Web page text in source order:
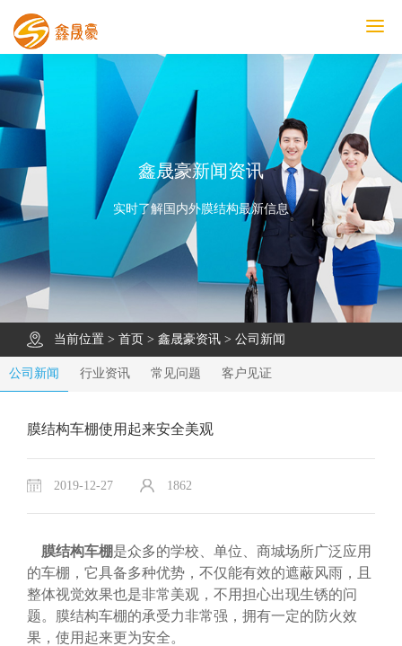
鑫晟豪首页
产品中心
工程案例
膜结构车棚
污水池反吊膜加盖
鑫晟豪资讯
关于鑫晟豪
联系鑫晟豪
鑫晟豪新闻资讯
实时了解国内外膜结构最新信息
当前位置 > 首页 > 鑫晟豪资讯 > 公司新闻
公司新闻 行业资讯 常见问题 客户见证
膜结构车棚使用起来安全美观
2019-12-27 1862
膜结构车棚是众多的学校、单位、商城场所广泛应用
的车棚，它具备多种优势，不仅能有效的遮蔽风雨，且
整体视觉效果也是非常美观，不用担心出现生锈的问
题。膜结构车棚的承受力非常强，拥有一定的防火效
果，使用起来更为安全。